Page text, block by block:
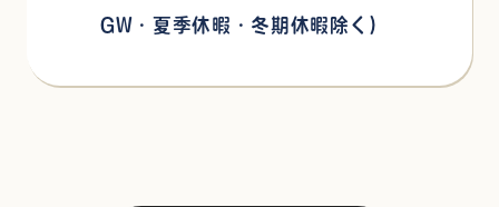
GW・夏季休暇・冬期休暇除く)